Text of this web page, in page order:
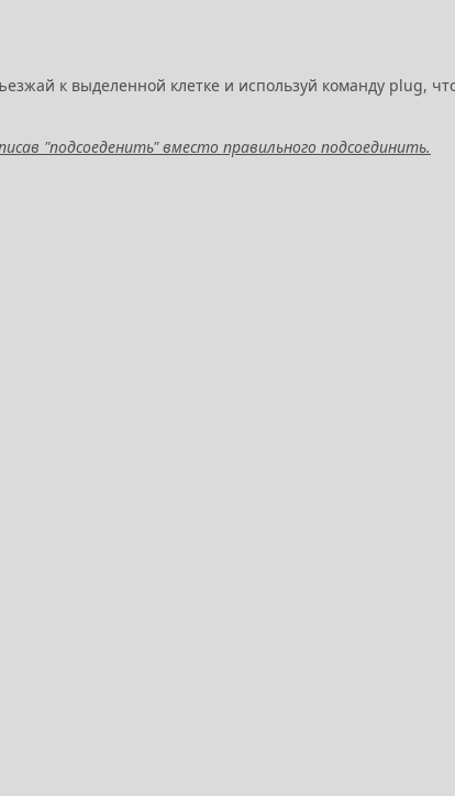
к выделенной клетке и используй команду plug,
"подсоеденить" вместо правильного подсоединить.